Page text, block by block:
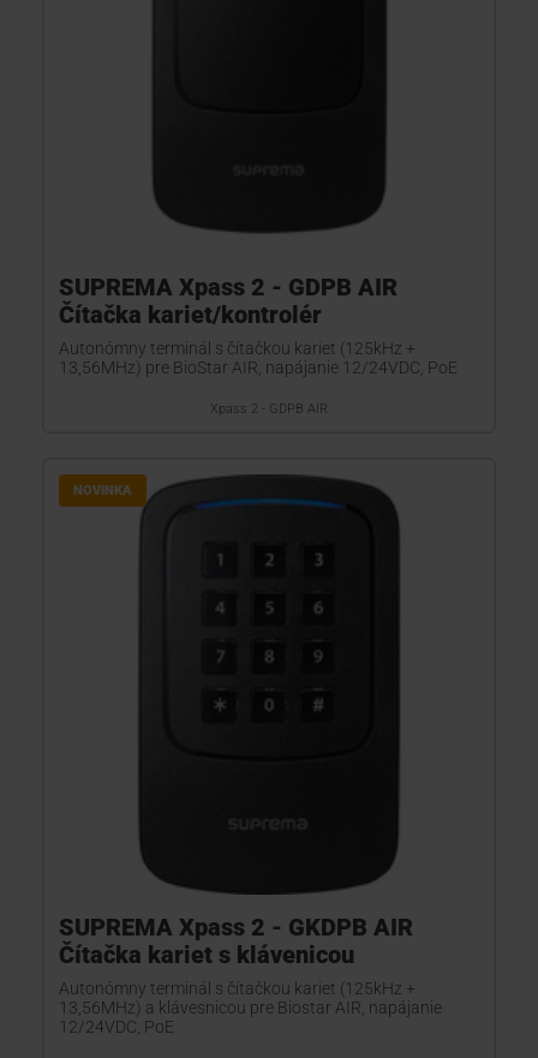
SUPREMA Xpass 2 - GDPB AIR
Čítačka kariet/kontrolér
Autonómny terminál s čítačkou kariet (125kHz +
13,56MHz) pre BioStar AIR, napájanie 12/24VDC, PoE
Xpass 2 - GDPB AIR
NOVINKA
SUPREMA Xpass 2 - GKDPB AIR
Čítačka kariet s klávenicou
Autonómny terminál s čítačkou kariet (125kHz +
13,56MHz) a klávesnicou pre Biostar AIR, napájanie
12/24VDC, PoE